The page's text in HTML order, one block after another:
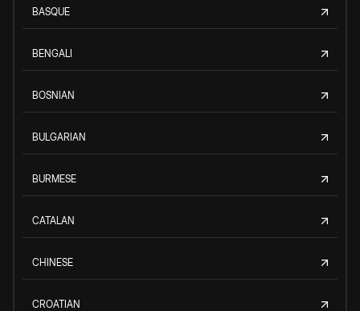
BASQUE
BENGALI
BOSNIAN
BULGARIAN
BURMESE
CATALAN
CHINESE
CROATIAN